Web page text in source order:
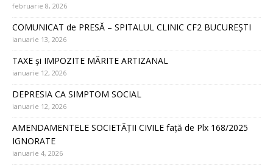
februarie 8, 2026
COMUNICAT de PRESĂ – SPITALUL CLINIC CF2 BUCUREȘTI
ianuarie 13, 2026
TAXE și IMPOZITE MĂRITE ARTIZANAL
ianuarie 12, 2026
DEPRESIA CA SIMPTOM SOCIAL
ianuarie 12, 2026
AMENDAMENTELE SOCIETĂȚII CIVILE față de Plx 168/2025
IGNORATE
ianuarie 4, 2026